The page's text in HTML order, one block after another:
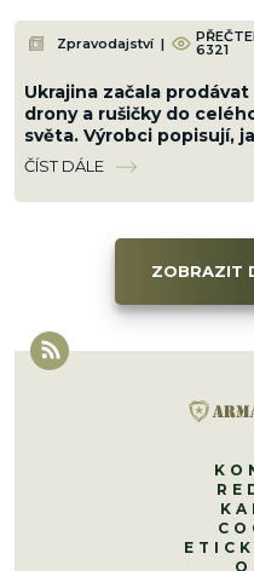
Zpravodajství | 6321
Ukrajina začala prodávat
drony a rušičky do
světa. Výrobci popisují,
funguje nový zbrojní
uprostřed války
ČÍST DÁLE
ZOBRAZIT